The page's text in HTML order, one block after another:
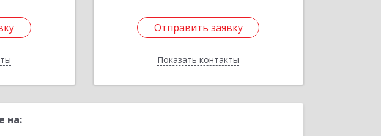
Отправить заявку
Показать контакты
Отправить заявку
Назад
на: